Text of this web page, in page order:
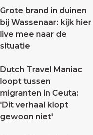
Grote brand in duinen
bij Wassenaar: kijk hier
live mee naar de
situatie
Dutch Travel Maniac
loopt tussen
migranten in Ceuta:
'Dit verhaal klopt
gewoon niet'